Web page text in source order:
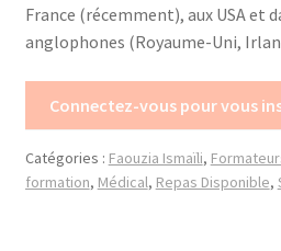
Trouver mon attestation
France (récemment), aux USA et
anglophones (Royaume-Uni,
Connectez-vous pour vous
Catégories : Faouzia Ismaïli,
formation, Médical, Repas Disponible,